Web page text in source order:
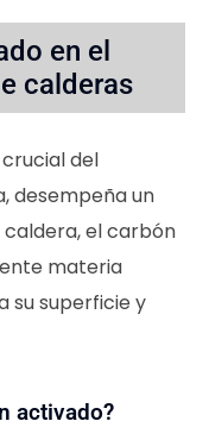
en el
calderas
del
desempeña un
el carbón
materia
su superficie y
activado?